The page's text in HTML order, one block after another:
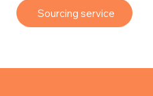
Sourcing service